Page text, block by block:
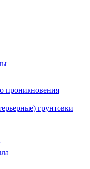
проникновения
грунтовки